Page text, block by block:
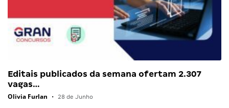
Editais publicados da semana ofertam 2.307
vagas…
Olivia Furlan • 28 de Junho